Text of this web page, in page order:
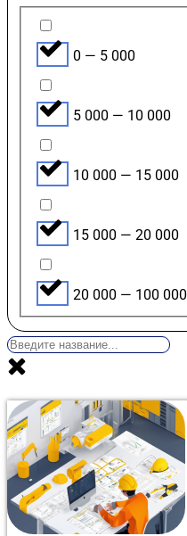
0 — 5 000
5 000 — 10 000
10 000 — 15 000
15 000 — 20 000
20 000 — 100 000